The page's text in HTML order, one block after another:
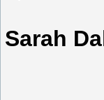
Sarah